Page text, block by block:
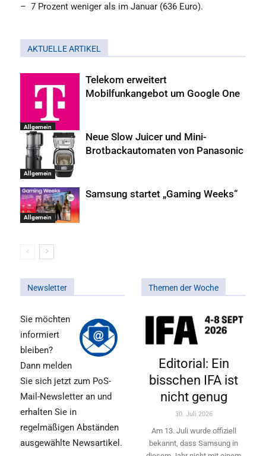
– 7 Prozent weniger als im Januar (636 Euro).
AKTUELLE ARTIKEL
Allgemein
Telekom erweitert
Mobilfunkangebot um Google One
Allgemein
Neue Slow Juicer und Mini-
Brotbackautomaten von Panasonic
Allgemein
Samsung startet „Gaming Weeks“
Newsletter
Sie möchten
informiert
bleiben?
Dann melden
Sie sich jetzt zum PoS-
Mail-Newsletter an und
erhalten Sie in
regelmäßigen Abständen
ausgewählte Newsartikel.
Themen der Woche
Editorial: Ein
bisschen IFA ist
nicht genug
30. Juli 2026
Am 13. Juli wurde offiziell
bekannt, dass Samsung in